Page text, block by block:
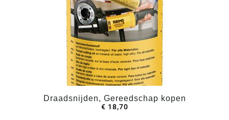
Draadsnijden, Gereedschap kopen
€ 18,70